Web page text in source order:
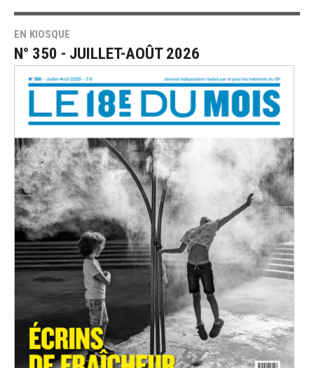
EN KIOSQUE
N° 350 - JUILLET-AOÛT 2026